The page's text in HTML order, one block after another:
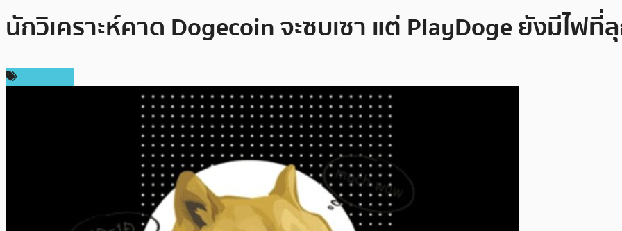
นักวิเคราะห์คาด Dogecoin จะซบเซา แต่ PlayDoge ยังมีไฟที่